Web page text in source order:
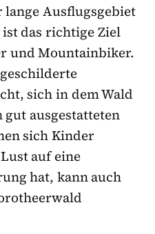
Ausflugsgebiet
das richtige Ziel
und Mountainbiker.
sich in dem Wald
ausgestatteten
sich Kinder
auf eine
hat, kann auch